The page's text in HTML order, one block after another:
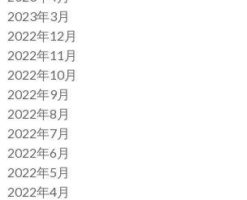
2023年3月
2022年12月
2022年11月
2022年10月
2022年9月
2022年8月
2022年7月
2022年6月
2022年5月
2022年4月